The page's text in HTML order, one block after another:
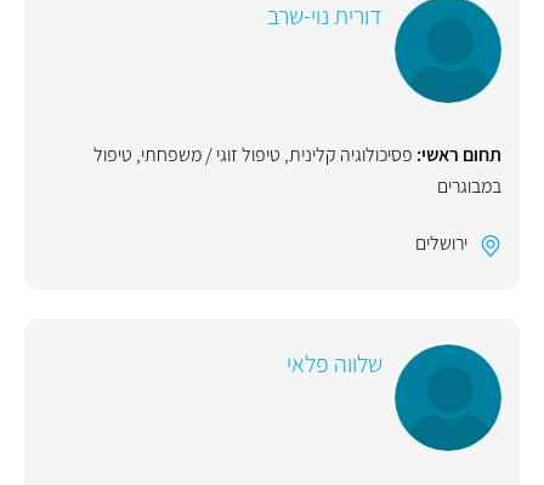
דורית נוי-שרב
תחום ראשי: פסיכולוגיה קלינית, טיפול זוגי / משפחתי, טיפול
במבוגרים
ירושלים
שלווה פלאי